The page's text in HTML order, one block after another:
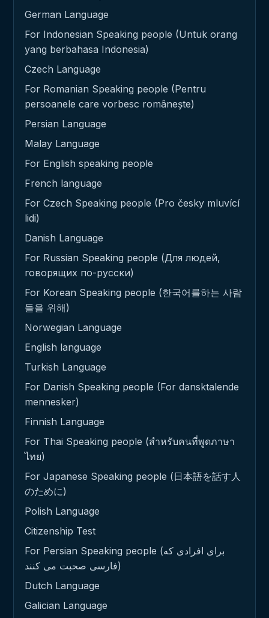
German Language
For Indonesian Speaking people (Untuk orang
yang berbahasa Indonesia)
Czech Language
For Romanian Speaking people (Pentru
persoanele care vorbesc românește)
Persian Language
Malay Language
For English speaking people
French language
For Czech Speaking people (Pro česky mluvící
lidi)
Danish Language
For Russian Speaking people (Для людей,
говорящих по-русски)
For Korean Speaking people (한국어를하는 사람
들을 위해)
Norwegian Language
English language
Turkish Language
For Danish Speaking people (For dansktalende
mennesker)
Finnish Language
For Thai Speaking people (สำหรับคนที่พูดภาษา
ไทย)
For Japanese Speaking people (日本語を話す人
のために)
Polish Language
Citizenship Test
For Persian Speaking people (برای افرادی که
فارسی صحبت می کنند)
Dutch Language
Galician Language